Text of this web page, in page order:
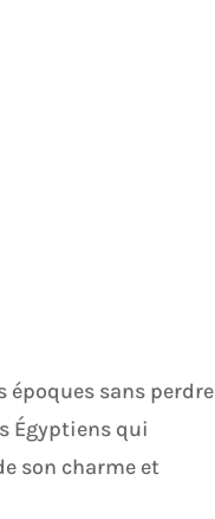
sans perdre
Égyptiens qui
son charme et